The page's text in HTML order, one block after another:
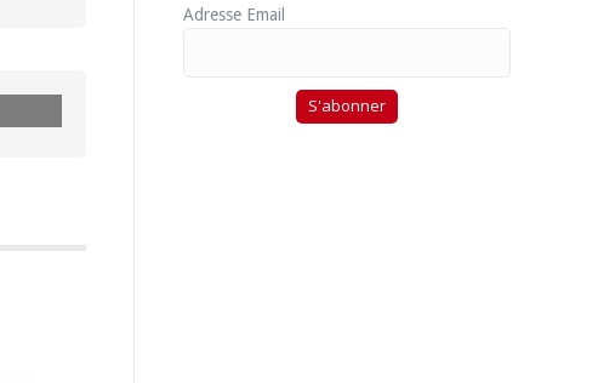
Adresse Email